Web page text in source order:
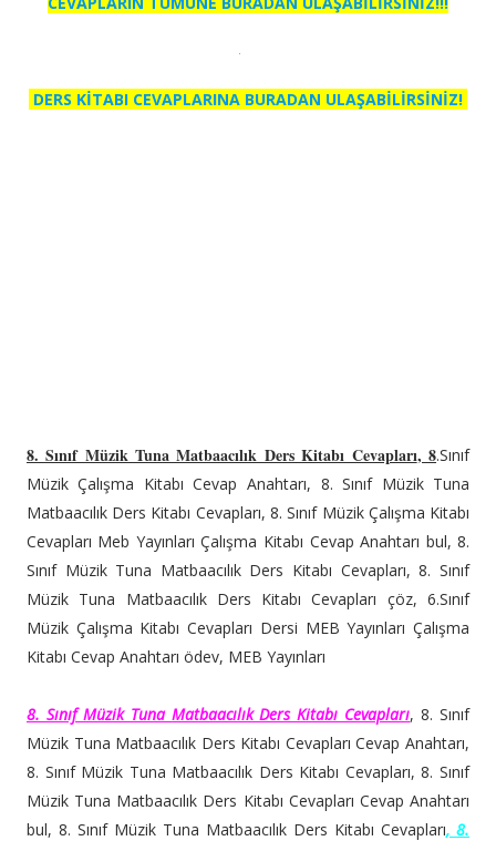
DERS KİTABI CEVAPLARINA BURADAN ULAŞABİLİRSİNİZ!
8. Sınıf Müzik Tuna Matbaacılık Ders Kitabı Cevapları, 8.Sınıf
Müzik Çalışma Kitabı Cevap Anahtarı, 8. Sınıf Müzik Tuna
Matbaacılık Ders Kitabı Cevapları, 8. Sınıf Müzik Çalışma Kitabı
Cevapları Meb Yayınları Çalışma Kitabı Cevap Anahtarı bul, 8.
Sınıf Müzik Tuna Matbaacılık Ders Kitabı Cevapları, 8. Sınıf
Müzik Tuna Matbaacılık Ders Kitabı Cevapları çöz, 6.Sınıf
Müzik Çalışma Kitabı Cevapları Dersi MEB Yayınları Çalışma
Kitabı Cevap Anahtarı ödev, MEB Yayınları
8. Sınıf Müzik Tuna Matbaacılık Ders Kitabı Cevapları, 8. Sınıf
Müzik Tuna Matbaacılık Ders Kitabı Cevapları Cevap Anahtarı,
8. Sınıf Müzik Tuna Matbaacılık Ders Kitabı Cevapları, 8. Sınıf
Müzik Tuna Matbaacılık Ders Kitabı Cevapları Cevap Anahtarı
bul, 8. Sınıf Müzik Tuna Matbaacılık Ders Kitabı Cevapları,8.